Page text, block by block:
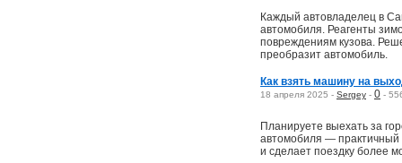
Каждый автовладелец в
автомобиля. Реагенты
повреждениям кузова.
преобразит автомобиль.
Как взять машину на
18 апреля 2025 - Sergey - 0 -
Планируете выехать за
автомобиля — практичный
и сделает поездку более